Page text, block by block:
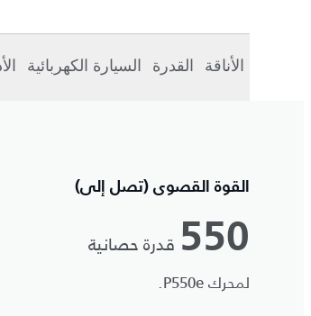
الأناقة القدرة السيارة الكهربائية
القوة القصوى (تصل إلى)
550 قدرة حصانية
لمحرك P550e.